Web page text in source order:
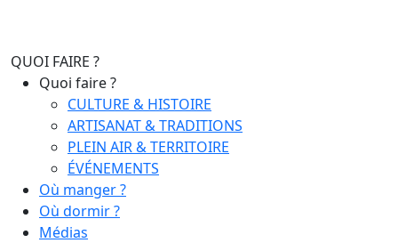
QUOI FAIRE ?
Quoi faire ?
CULTURE & HISTOIRE
ARTISANAT & TRADITIONS
PLEIN AIR & TERRITOIRE
ÉVÉNEMENTS
Où manger ?
Où dormir ?
Médias